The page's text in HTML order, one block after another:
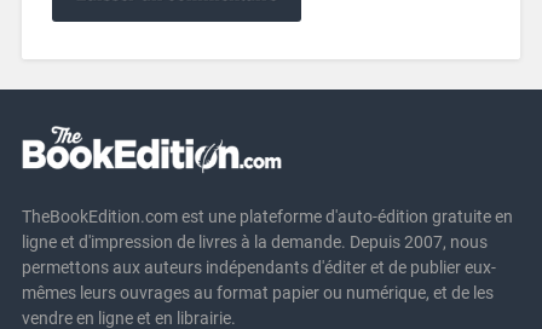
TheBookEdition.com est une plateforme d'auto-édition gratuite en
ligne et d'impression de livres à la demande. Depuis 2007, nous
permettons aux auteurs indépendants d'éditer et de publier eux-
mêmes leurs ouvrages au format papier ou numérique, et de les
vendre en ligne et en librairie.